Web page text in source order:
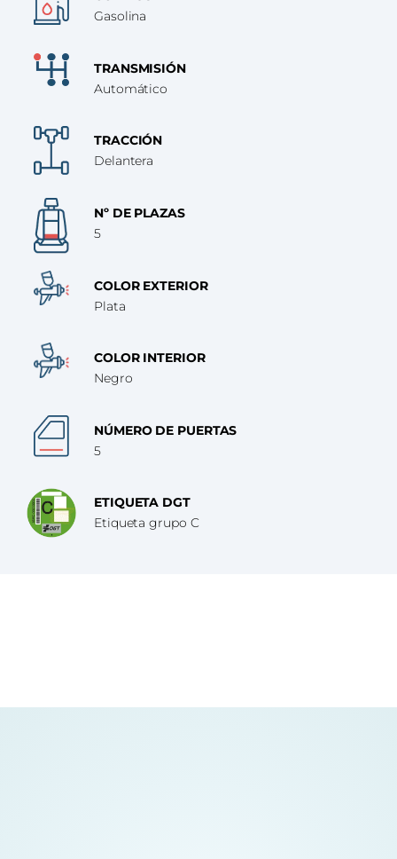
Gasolina
TRANSMISIÓN
Automático
TRACCIÓN
Delantera
Nº DE PLAZAS
5
COLOR EXTERIOR
Plata
COLOR INTERIOR
Negro
NÚMERO DE PUERTAS
5
ETIQUETA DGT
Etiqueta grupo C